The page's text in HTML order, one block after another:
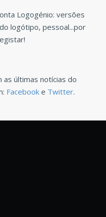
Logogénio: versões
logótipo, pessoal...por
as últimas notícias do
Facebook e Twitter.